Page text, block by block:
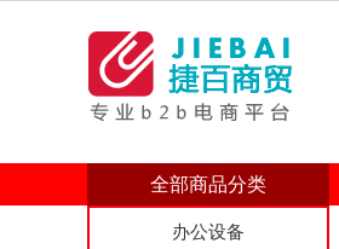
全部商品分类
办公设备